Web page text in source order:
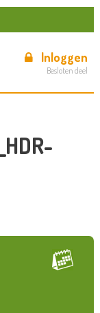
Inloggen
Besloten deel